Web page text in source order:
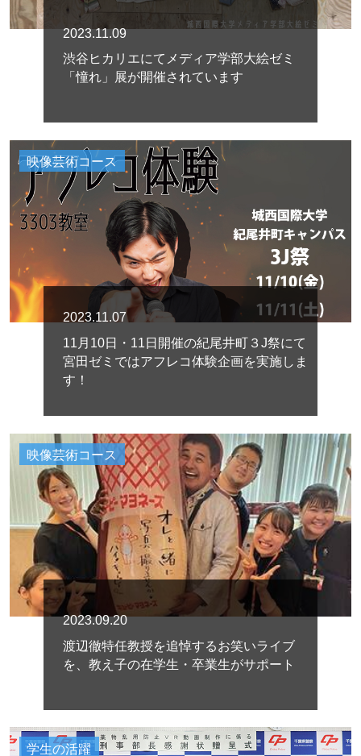
2023.11.09
渋谷ヒカリエにてメディア学部大絵ゼミ
「憧れ」展が開催されています
映像芸術コース
2023.11.07
11月10日・11日開催の紀尾井町３J祭にて
宮田ゼミではアフレコ体験企画を実施しま
す！
映像芸術コース
2023.09.20
渡辺徹特任教授を追悼するお笑いライブ
を、教え子の在学生・卒業生がサポート
学生の活躍